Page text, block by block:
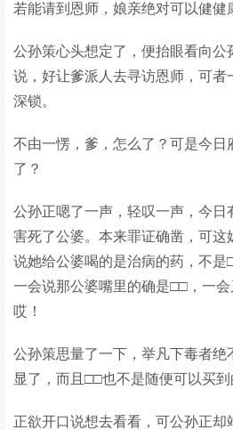
若能请到恩师，娘亲绝对可以健健
公孙策心头想定了，便抬眼看向公
说，好让爹派人去寻访恩师，可者
深锁。
不由一愣，爹，怎么了？可是今日
了？
公孙正嗯了一声，轻叹一声，今日
害死了公婆。本来罪证确凿，可这
说她给公婆喝的是治病的药，不是
一会说那公婆嘴里的确是□□，一会
哎！
公孙策思量了一下，举凡下毒者绝
显了，而且□□也不是随便可以买到
正欲开口说想去看看，可公孙正却